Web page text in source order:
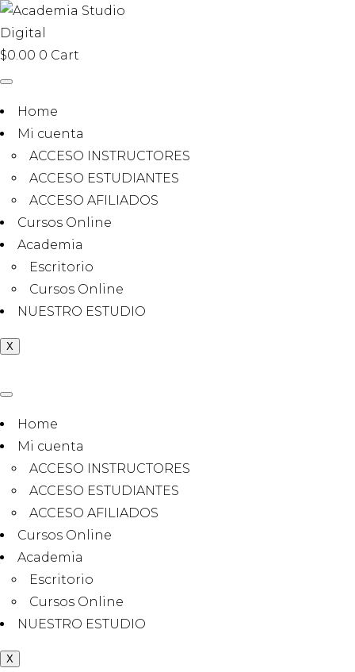
$0.00 0 Cart
Home
Mi cuenta
ACCESO INSTRUCTORES
ACCESO ESTUDIANTES
ACCESO AFILIADOS
Cursos Online
Academia
Escritorio
Cursos Online
NUESTRO ESTUDIO
X
Home
Mi cuenta
ACCESO INSTRUCTORES
ACCESO ESTUDIANTES
ACCESO AFILIADOS
Cursos Online
Academia
Escritorio
Cursos Online
NUESTRO ESTUDIO
X